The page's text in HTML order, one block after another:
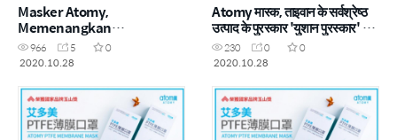
Masker Atomy,
Memenangkan
Penghargaan Produk
Terbaik Taiwan yaitu
966 5
0
2020.10.28
Atomy मास्क, ताइवान के सर्वश्रेष्ठ
उत्पाद के पुरस्कार 'युशान पुरस्कार' के
लिए230 0
0
2020.10.28